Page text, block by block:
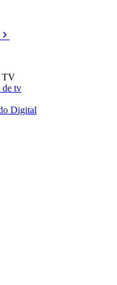
TV
de tv
Digital